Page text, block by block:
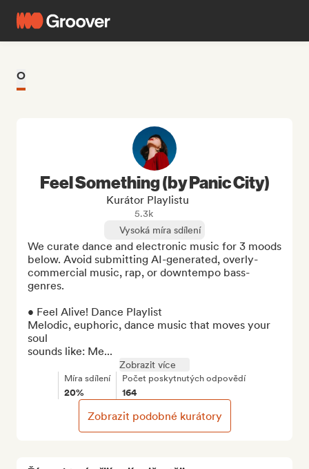
O
Feel Something (by Panic City)
Kurátor Playlistu
5.3k
Vysoká míra sdílení
We curate dance and electronic music for 3 moods
below. Avoid submitting AI-generated, overly-
commercial music, rap, or downtempo bass-
genres.
• Feel Alive! Dance Playlist
Melodic, euphoric, dance music that moves your
soul
sounds like: Me...
Zobrazit více
Míra sdílení
20%
Počet poskytnutých odpovědí
164
Zobrazit podobné kurátory